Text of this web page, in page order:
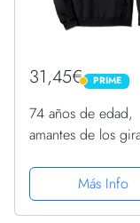
31,45€ PRIME
PRIME
74 años de edad,
amantes de los
1949, 74
Sudadera con
Más Info